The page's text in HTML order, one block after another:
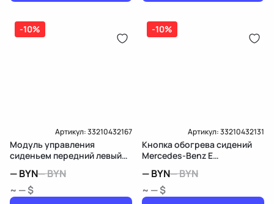
-10%
Артикул:33210432167
Модуль управления
сиденьем передний левый
W213/S213/C238/A238
—BYN—BYN
~ — $
-10%
Артикул:33210432131
Кнопка обогрева сидений
Mercedes-Benz E
—BYN—BYN
~ — $